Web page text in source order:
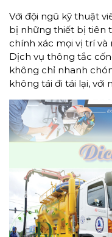
Với đội ngũ kỹ thuật
bị những thiết bị tiên
chính xác mọi vị trí
Dịch vụ thông tắc
không chỉ nhanh
không tái đi tái lại, với